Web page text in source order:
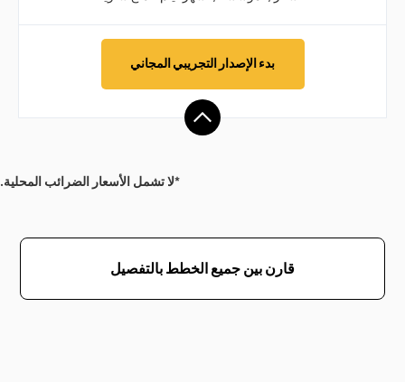
بدء الإصدار التجريبي المجاني
*لا تشمل الأسعار الضرائب المحلية.
قارن بين جميع الخطط بالتفصيل